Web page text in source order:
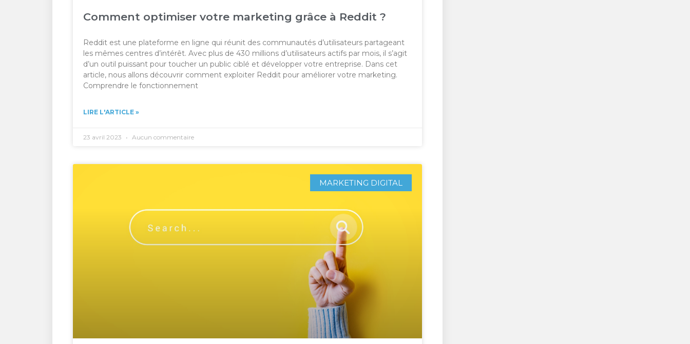
Comment optimiser votre marketing grâce à Reddit ?
Reddit est une plateforme en ligne qui réunit des communautés d’utilisateurs partageant
les mêmes centres d’intérêt. Avec plus de 430 millions d’utilisateurs actifs par mois, il s’agit
d’un outil puissant pour toucher un public ciblé et développer votre entreprise. Dans cet
article, nous allons découvrir comment exploiter Reddit pour améliorer votre marketing.
Comprendre le fonctionnement
LIRE L'ARTICLE »
23 avril 2023 Aucun commentaire
MARKETING DIGITAL